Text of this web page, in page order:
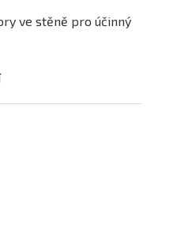
ve stěně pro účinný